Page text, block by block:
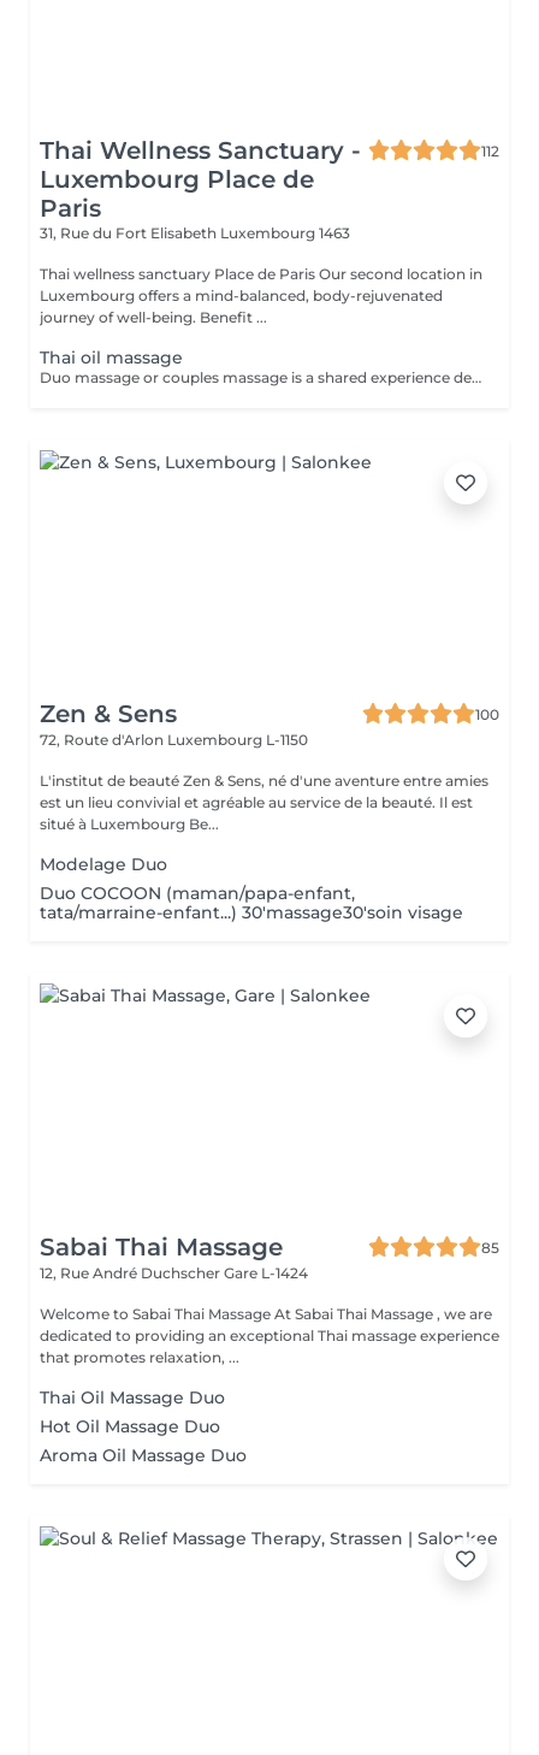
Thai Wellness Sanctuary -
Luxembourg Place de
Paris
112
31, Rue du Fort Elisabeth Luxembourg 1463
Thai wellness sanctuary Place de Paris Our second location in
Luxembourg offers a mind-balanced, body-rejuvenated
journey of well-being. Benefit ...
Thai oil massage
Duo massage or couples massage is a shared experience designed from tow people where each person involved received massage from therapist, the massage are provided at the same time, in the same private room You can choose kind of massage you like
Zen & Sens
100
72, Route d'Arlon Luxembourg L-1150
L'institut de beauté Zen & Sens, né d'une aventure entre amies
est un lieu convivial et agréable au service de la beauté. Il est
situé à Luxembourg Be...
Modelage Duo
Duo COCOON (maman/papa-enfant,
tata/marraine-enfant...) 30'massage30'soin visage
Sabai Thai Massage
85
12, Rue André Duchscher Gare L-1424
Welcome to Sabai Thai Massage At Sabai Thai Massage , we are
dedicated to providing an exceptional Thai massage experience
that promotes relaxation, ...
Thai Oil Massage Duo
Hot Oil Massage Duo
Aroma Oil Massage Duo